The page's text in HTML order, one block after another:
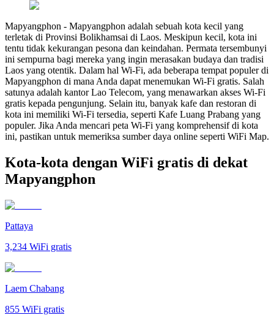
Mapyangphon - Mapyangphon adalah sebuah kota kecil yang
terletak di Provinsi Bolikhamsai di Laos. Meskipun kecil, kota ini
tentu tidak kekurangan pesona dan keindahan. Permata tersembunyi
ini sempurna bagi mereka yang ingin merasakan budaya dan tradisi
Laos yang otentik. Dalam hal Wi-Fi, ada beberapa tempat populer di
Mapyangphon di mana Anda dapat menemukan Wi-Fi gratis. Salah
satunya adalah kantor Lao Telecom, yang menawarkan akses Wi-Fi
gratis kepada pengunjung. Selain itu, banyak kafe dan restoran di
kota ini memiliki Wi-Fi tersedia, seperti Kafe Luang Prabang yang
populer. Jika Anda mencari peta Wi-Fi yang komprehensif di kota
ini, pastikan untuk memeriksa sumber daya online seperti WiFi Map.
Kota-kota dengan WiFi gratis di dekat
Mapyangphon
Pattaya
3,234 WiFi gratis
Laem Chabang
855 WiFi gratis